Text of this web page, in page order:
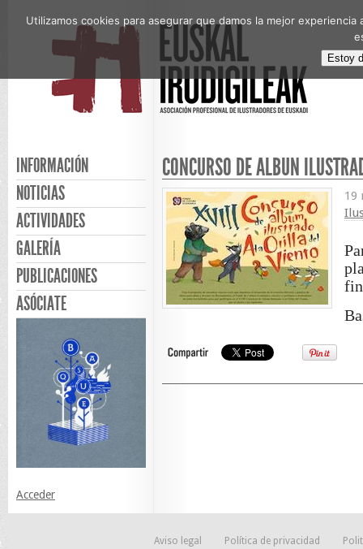
INFORMACIÓN
NOTICIAS
ACTIVIDADES
GALERÍA
PUBLICACIONES
ASÓCIATE
Acceder
CONCURSO DE ÁLBUN
19
Aviso legal Política de privacidad
Utilizamos cookies para asegurar que damos la mejor
Estoy